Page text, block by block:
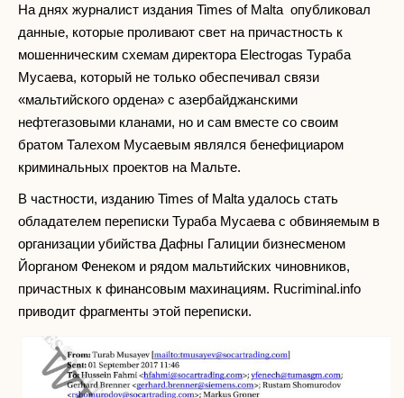
На днях журналист издания Times of Malta опубликовал
данные, которые проливают свет на причастность к
мошенническим схемам директора Electrogas Тураба
Мусаева, который не только обеспечивал связи
«мальтийского ордена» с азербайджанскими
нефтегазовыми кланами, но и сам вместе со своим
братом Талехом Мусаевым являлся бенефициаром
криминальных проектов на Мальте.
В частности, изданию Times of Malta удалось стать
обладателем переписки Тураба Мусаева с обвиняемым в
организации убийства Дафны Галиции бизнесменом
Йорганом Фенеком и рядом мальтийских чиновников,
причастных к финансовым махинациям. Rucriminal.info
приводит фрагменты этой переписки.